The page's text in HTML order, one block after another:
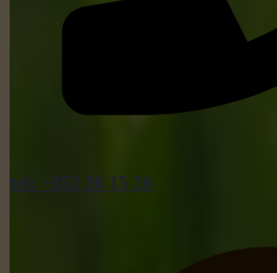
tel: +352 26 15 26